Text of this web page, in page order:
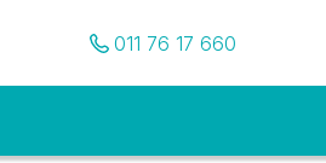
Pozovite nas
011 76 17 660